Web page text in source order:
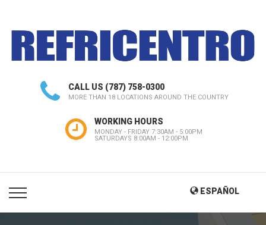
CALL US (787) 758-0300
MORE THAN 18 LOCATIONS AROUND THE COUNTRY
WORKING HOURS
MONDAY - FRIDAY 7:30AM - 5:00PM
SATURDAYS 8:00AM - 12:00PM
ESPAÑOL